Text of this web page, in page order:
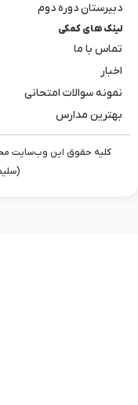
دبیرستان دوره دوم
لینک های کمکی
تماس با ما
اخبار
نمونه سوالات امتحانی
بهترین مدارس
کلیه حقوق این وب‌سایت